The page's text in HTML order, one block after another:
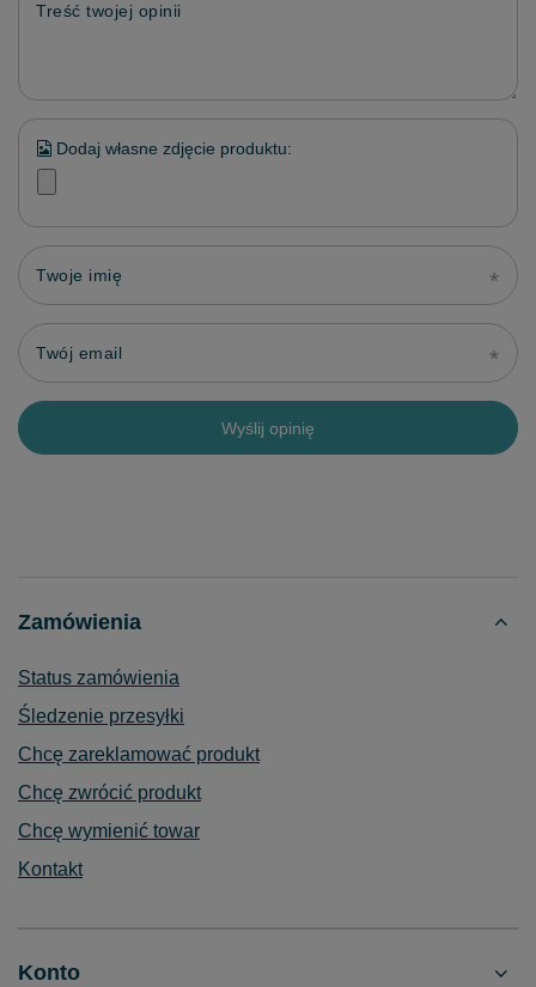
Treść twojej opinii
Dodaj własne zdjęcie produktu:
Twoje imię
Twój email
Wyślij opinię
Zamówienia
Status zamówienia
Śledzenie przesyłki
Chcę zareklamować produkt
Chcę zwrócić produkt
Chcę wymienić towar
Kontakt
Konto